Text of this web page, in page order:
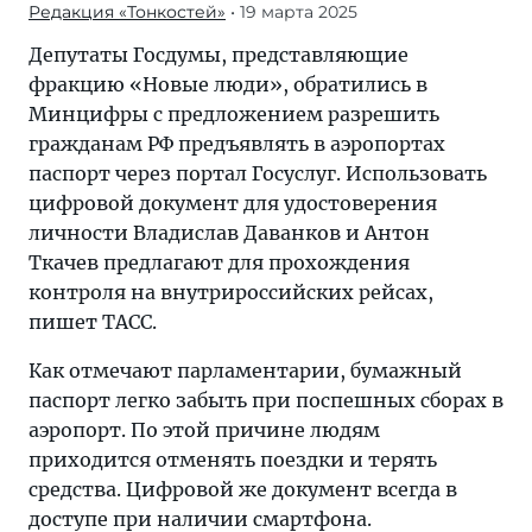
Редакция «Тонкостей» • 19 марта 2025
Депутаты Госдумы, представляющие
фракцию «Новые люди», обратились в
Минцифры с предложением разрешить
гражданам РФ предъявлять в аэропортах
паспорт через портал Госуслуг. Использовать
цифровой документ для удостоверения
личности Владислав Даванков и Антон
Ткачев предлагают для прохождения
контроля на внутрироссийских рейсах,
пишет ТАСС.
Как отмечают парламентарии, бумажный
паспорт легко забыть при поспешных сборах в
аэропорт. По этой причине людям
приходится отменять поездки и терять
средства. Цифровой же документ всегда в
доступе при наличии смартфона.